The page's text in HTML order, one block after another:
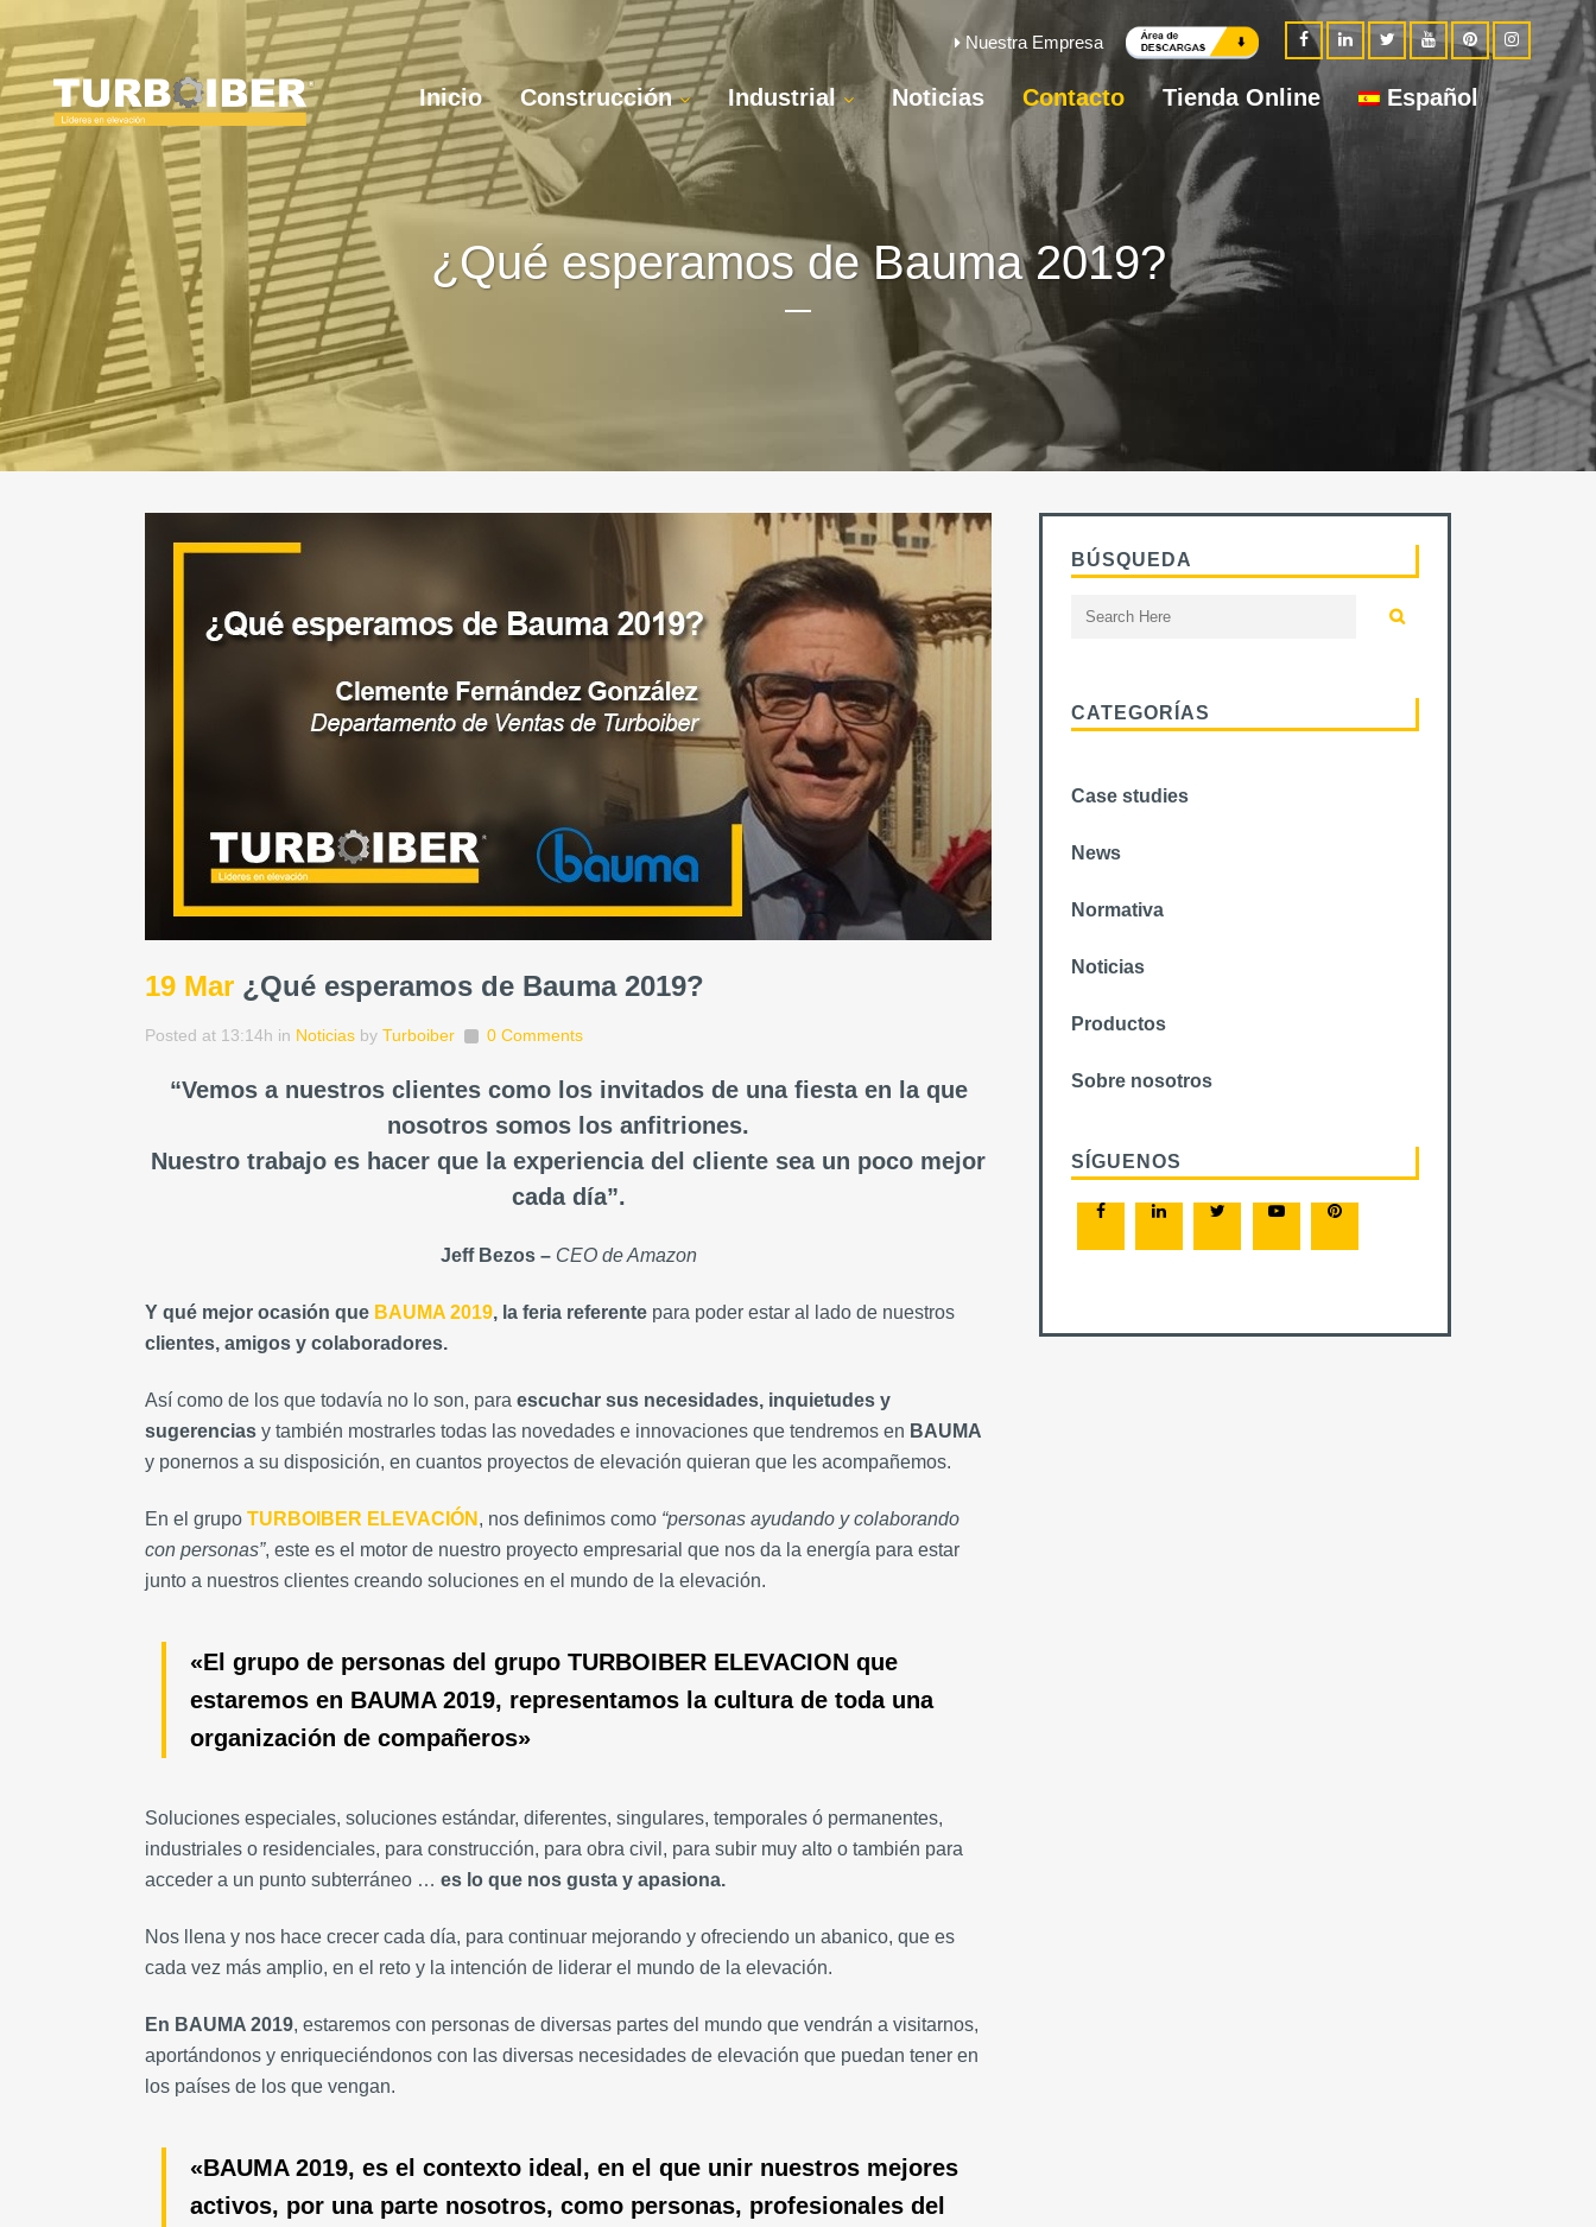
Nuestra Empresa
Inicio Construcción Industrial Noticias Contacto Tienda Online Español
¿Qué esperamos de Bauma 2019?
19 Mar ¿Qué esperamos de Bauma 2019?
Posted at 13:14h in Noticias by Turboiber 0 Comments
“Vemos a nuestros clientes como los invitados de una fiesta en la que
nosotros somos los anfitriones.
Nuestro trabajo es hacer que la experiencia del cliente sea un poco mejor
cada día”.
Jeff Bezos – CEO de Amazon
Y qué mejor ocasión que BAUMA 2019, la feria referente para poder estar al lado de nuestros
clientes, amigos y colaboradores.
Así como de los que todavía no lo son, para escuchar sus necesidades, inquietudes y
sugerencias y también mostrarles todas las novedades e innovaciones que tendremos en BAUMA
y ponernos a su disposición, en cuantos proyectos de elevación quieran que les acompañemos.
En el grupo TURBOIBER ELEVACIÓN , nos definimos como “personas ayudando y colaborando
con personas”, este es el motor de nuestro proyecto empresarial que nos da la energía para estar
junto a nuestros clientes creando soluciones en el mundo de la elevación.
«El grupo de personas del grupo TURBOIBER ELEVACION que
estaremos en BAUMA 2019, representamos la cultura de toda una
organización de compañeros»
Soluciones especiales, soluciones estándar, diferentes, singulares, temporales ó permanentes,
industriales o residenciales, para construcción, para obra civil, para subir muy alto o también para
acceder a un punto subterráneo … es lo que nos gusta y apasiona.
Nos llena y nos hace crecer cada día, para continuar mejorando y ofreciendo un abanico, que es
cada vez más amplio, en el reto y la intención de liderar el mundo de la elevación.
En BAUMA 2019, estaremos con personas de diversas partes del mundo que vendrán a visitarnos,
aportándonos y enriqueciéndonos con las diversas necesidades de elevación que puedan tener en
los países de los que vengan.
«BAUMA 2019, es el contexto ideal, en el que unir nuestros mejores
activos, por una parte nosotros, como personas, profesionales del
BÚSQUEDA
CATEGORÍAS
Case studies
News
Normativa
Noticias
Productos
Sobre nosotros
SÍGUENOS